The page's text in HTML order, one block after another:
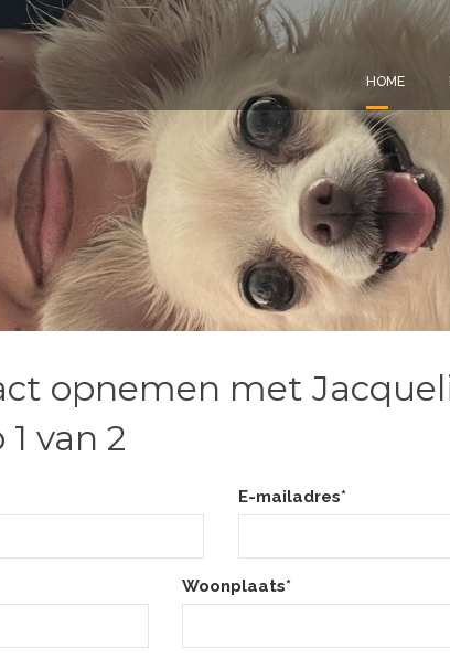
HOME
opnemen met
van 2
E-mailadres*
Woonplaats*